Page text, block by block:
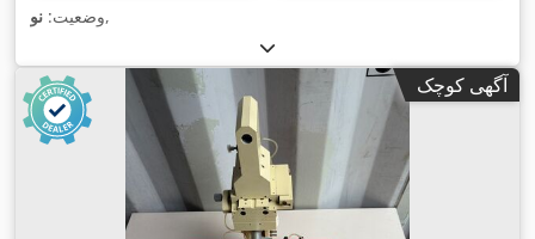
وضعیت: نو ,
آگهی کوچک